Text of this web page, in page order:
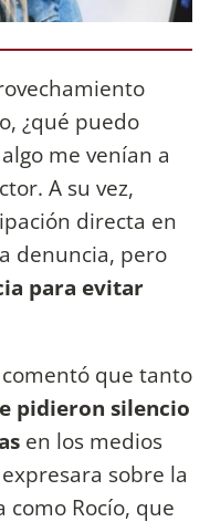
¿qué puedo
me venían a
A su vez,
directa en
denuncia, pero
para evitar
que tanto
pidieron silencio
en los medios
sobre la
Rocío, que